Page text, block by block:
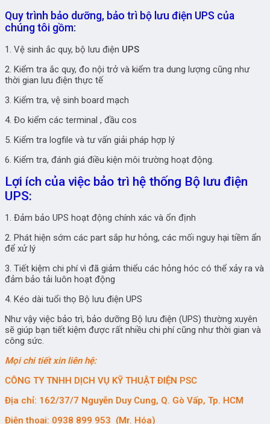
Quy trình bảo dưỡng, bảo trì bộ lưu điện UPS của
chúng tôi gồm:
1. Vệ sinh ắc quy, bộ lưu điện UPS
2. Kiểm tra ắc quy, đo nội trở và kiểm tra dung lượng cũng như
thời gian lưu điện thực tế
3. Kiểm tra, vệ sinh board mạch
4. Đo kiểm các terminal , đầu cos
5. Kiểm tra logfile và tư vấn giải pháp hợp lý
6. Kiểm tra, đánh giá điều kiện môi trường hoạt động.
Lợi ích của việc bảo trì hệ thống Bộ lưu điện
UPS:
1. Đảm bảo UPS hoạt động chính xác và ổn định
2. Phát hiện sớm các part sắp hư hỏng, các mối nguy hại tiềm ẩn
để xử lý
3. Tiết kiệm chi phí vì đã giảm thiểu các hỏng hóc có thể xảy ra và
đảm bảo tải luôn hoạt động
4. Kéo dài tuổi thọ Bộ lưu điện UPS
Như vậy việc bảo trì, bảo dưỡng Bộ lưu điện (UPS) thường xuyên
sẽ giúp bạn tiết kiệm được rất nhiều chi phí cũng như thời gian và
công sức.
Mọi chi tiết xin liên hệ:
CÔNG TY TNHH DỊCH VỤ KỸ THUẬT ĐIỆN PSC
Địa chỉ: 162/37/7 Nguyễn Duy Cung, Q. Gò Vấp, Tp. HCM
Điện thoại: 0938 899 953 (Mr. Hóa)